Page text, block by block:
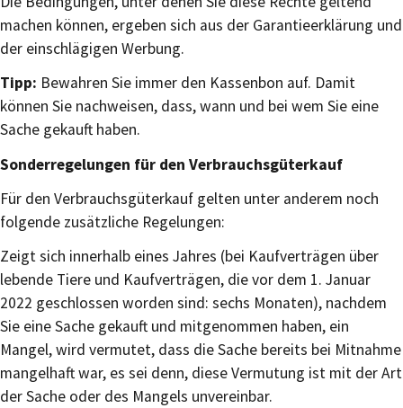
machen können, ergeben sich aus der Garantieerklärung und
der einschlägigen Werbung.
Tipp: Bewahren Sie immer den Kassenbon auf. Damit
können Sie nachweisen, dass, wann und bei wem Sie eine
Sache gekauft haben.
Sonderregelungen für den Verbrauchsgüterkauf
Für den Verbrauchsgüterkauf gelten unter anderem noch
folgende zusätzliche Regelungen:
Zeigt sich innerhalb eines Jahres (bei Kaufverträgen über
lebende Tiere und Kaufverträgen, die vor dem 1. Januar
2022 geschlossen worden sind: sechs Monaten), nachdem
Sie eine Sache gekauft und mitgenommen haben, ein
Mangel, wird vermutet, dass die Sache bereits bei Mitnahme
mangelhaft war, es sei denn, diese Vermutung ist mit der Art
der Sache oder des Mangels unvereinbar.